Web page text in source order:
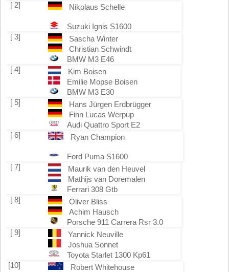
[ 2]
Nikolaus Schelle
Suzuki Ignis S1600
[ 3]
Sascha Winter
Christian Schwindt
BMW M3 E46
[ 4]
Kim Boisen
Emilie Mopse Boisen
BMW M3 E30
[ 5]
Hans Jürgen Erdbrügger
Finn Lucas Werpup
Audi Quattro Sport E2
[ 6]
Ryan Champion
Ford Puma S1600
[ 7]
Maurik van den Heuvel
Mathijs van Doremalen
Ferrari 308 Gtb
[ 8]
Oliver Bliss
Achim Hausch
Porsche 911 Carrera Rsr 3.0
[ 9]
Yannick Neuville
Joshua Sonnet
Toyota Starlet 1300 Kp61
[10]
Robert Whitehouse